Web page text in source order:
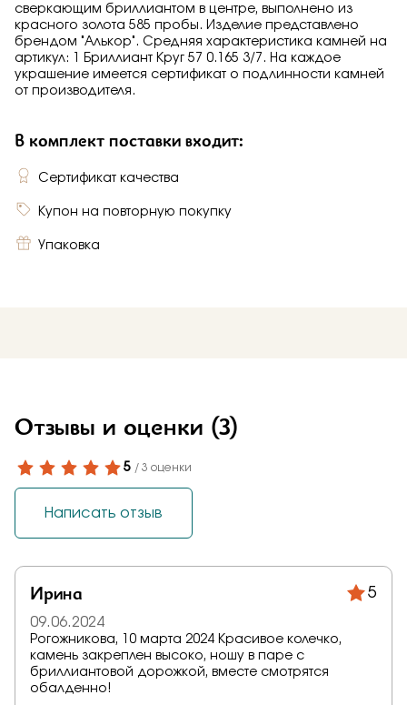
сверкающим бриллиантом в центре, выполнено из
красного золота 585 пробы. Изделие представлено
брендом "Алькор". Средняя характеристика камней на
артикул: 1 Бриллиант Круг 57 0.165 3/7. На каждое
украшение имеется сертификат о подлинности камней
от производителя.
В комплект поставки входит:
Сертификат качества
Купон на повторную покупку
Упаковка
Отзывы и оценки (3)
5 / 3 оценки
Ирина 5
09.06.2024
Рогожникова, 10 марта 2024 Красивое колечко,
камень закреплен высоко, ношу в паре с
бриллиантовой дорожкой, вместе смотрятся
обалденно!
Написать отзыв